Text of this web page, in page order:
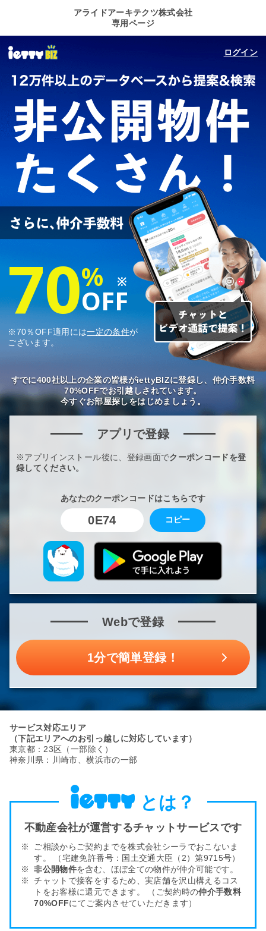
アライドアーキテクツ株式会社
専用ページ
ログイン
70%
OFF
※
※70％OFF適用には一定の条件が
ございます。
すでに400社以上の企業の皆様がiettyBIZに登録し、仲介手数料
70%OFFでお引越しされています。
今すぐお部屋探しをはじめましょう。
アプリで登録
※アプリインストール後に、登録画面でクーポンコードを登
録してください。
あなたのクーポンコードはこちらです
0E74 コピー
Webで登録
1分で簡単登録！
サービス対応エリア
（下記エリアへのお引っ越しに対応しています）
東京都：23区（一部除く）
神奈川県：川崎市、横浜市の一部
とは？
不動産会社が運営するチャットサービスです
ご相談からご契約までを株式会社シーラでおこないま
す。
（宅建免許番号：国土交通大臣（2）第9715号）
非公開物件を含む、ほぼ全ての物件が仲介可能です。
チャットで接客をするため、実店舗を沢山構える コス
トをお客様に還元できます。 （ご契約時の仲介手数料
70%OFFにてご案内させていただきます）